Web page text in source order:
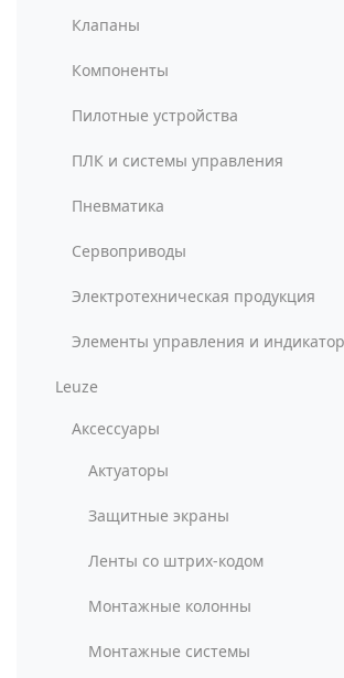
Клапаны
Компоненты
Пилотные устройства
ПЛК и системы управления
Пневматика
Сервоприводы
Электротехническая продукция
Элементы управления и
Leuze
Аксессуары
Актуаторы
Защитные экраны
Ленты со штрих-кодом
Монтажные колонны
Монтажные системы